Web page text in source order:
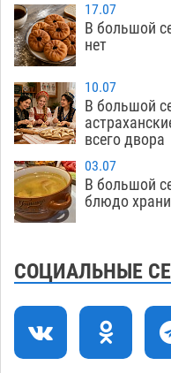
13:01
В Астраханской
огромного
12:24
Астраханец из
проехать мимо
11:41
В Астрахани
объект
11:07
Спорт, память и
Астрахани
Филимонова
10:11
70 лет
17.07
В большой
нет
10.07
В большой
всего двора
03.07
В большой
блюдо
СОЦИАЛЬНЫЕ